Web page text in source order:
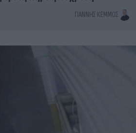
ΓΙΆΝΝΗΣ ΚΈΜΜΟΣ